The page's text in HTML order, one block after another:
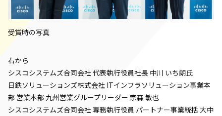
受賞時の写真
右から
シスコシステムズ合同会社 代表執行役員社長 中川 いち朗氏
日鉄ソリューションズ株式会社 ITインフラソリューション事業本
部 営業本部 九州営業グループリーダー 宗森 敏也
シスコシステムズ合同会社 専務執行役員 パートナー事業統括 大中